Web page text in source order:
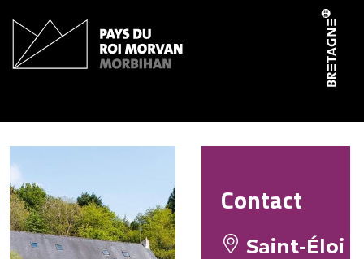
Contact
Saint-Éloi